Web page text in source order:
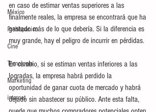
México
Prehispánico
Cine
Tecnología
Marketing
internet
en caso de estimar ventas superiores a las
finalmente reales, la empresa se encontrará que ha
gastado más de lo que debería. Si la diferencia es
muy grande, hay el peligro de incurrir en pérdidas.
En cambio, si se estiman ventas inferiores a las
logradas, la empresa habrá perdido la
oportunidad de ganar cuota de mercado y habrá
dejado sin abastecer su público. Ante esta falta,